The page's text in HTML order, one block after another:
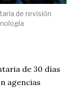
de revisión
de 30 días
agencias